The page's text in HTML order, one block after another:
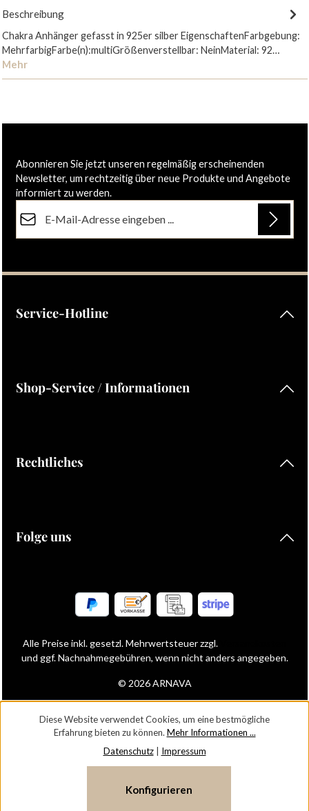
Beschreibung
Chakra Anhänger gefasst in 925er silber EigenschaftenFarbgebung:
MehrfarbigFarbe(n):multiGrößenverstellbar: NeinMaterial: 92…
Mehr
Abonnieren Sie jetzt unseren regelmäßig erscheinenden
Newsletter, um rechtzeitig über neue Produkte und Angebote
informiert zu werden.
Ich habe dieDatenschutzbestimmungenzur Kenntnis
Service-Hotline
Shop-Service / Informationen
Rechtliches
Folge uns
© 2026 ARNAVA
Alle Preise inkl. gesetzl. Mehrwertsteuer zzgl.
und ggf. Nachnahmegebühren, wenn nicht anders angegeben.
Diese Website verwendet Cookies, um eine bestmögliche
Erfahrung bieten zu können. Mehr Informationen ...
Datenschutz| Impressum
Konfigurieren